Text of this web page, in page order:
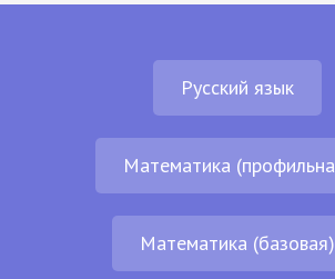
Русский язык
Математика
Математика (базовая)